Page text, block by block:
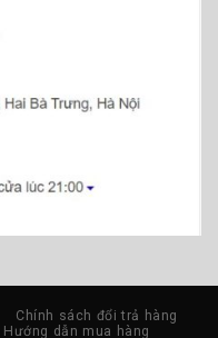
Chính sách đổi trả hàng
Hướng dẫn mua hàng